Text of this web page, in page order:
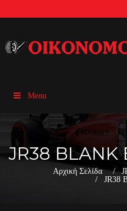
Menu
JR38 BLANK
Αρχική Σελίδα
JR38